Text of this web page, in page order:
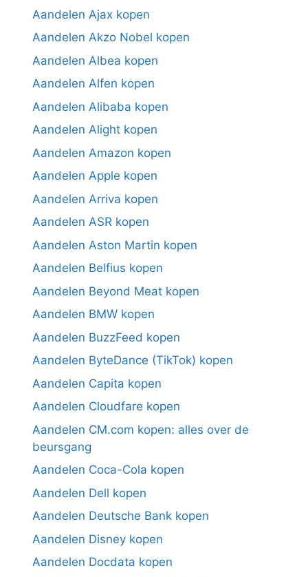
Aandelen Ajax kopen
Aandelen Akzo Nobel kopen
Aandelen Albea kopen
Aandelen Alfen kopen
Aandelen Alibaba kopen
Aandelen Alight kopen
Aandelen Amazon kopen
Aandelen Apple kopen
Aandelen Arriva kopen
Aandelen ASR kopen
Aandelen Aston Martin kopen
Aandelen Belfius kopen
Aandelen Beyond Meat kopen
Aandelen BMW kopen
Aandelen BuzzFeed kopen
Aandelen ByteDance (TikTok) kopen
Aandelen Capita kopen
Aandelen Cloudfare kopen
Aandelen CM.com kopen: alles over de
beursgang
Aandelen Coca-Cola kopen
Aandelen Dell kopen
Aandelen Deutsche Bank kopen
Aandelen Disney kopen
Aandelen Docdata kopen